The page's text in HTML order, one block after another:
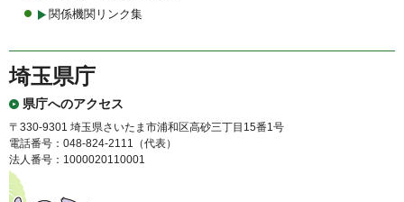
関係機関リンク集
埼玉県庁
県庁へのアクセス
〒330-9301 埼玉県さいたま市浦和区高砂三丁目15番1号
電話番号：048-824-2111（代表）
法人番号：1000020110001